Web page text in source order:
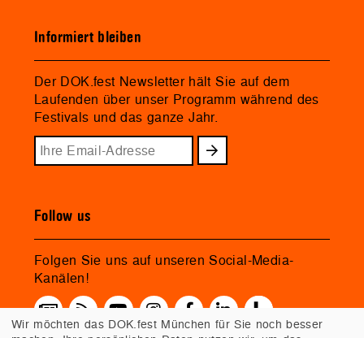
Informiert bleiben
Der DOK.fest Newsletter hält Sie auf dem
Laufenden über unser Programm während des
Festivals und das ganze Jahr.
Follow us
Folgen Sie uns auf unseren Social-Media-
Kanälen!
Wir möchten das DOK.fest München für Sie noch besser